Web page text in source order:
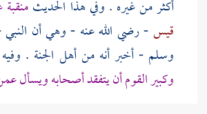
أكثر من غيره . وفي هذا الحديث
قيس- رضي الله عنه - وهي أن النبي
وسلم - أخبر أنه من أهل الجنة . وفيه
وكبير القوم أن يتفقد أصحابه ويسأل